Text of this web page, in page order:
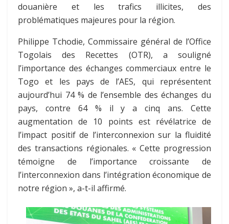
douanière et les trafics illicites, des
problématiques majeures pour la région.
Philippe Tchodie, Commissaire général de l’Office
Togolais des Recettes (OTR), a souligné
l’importance des échanges commerciaux entre le
Togo et les pays de l’AES, qui représentent
aujourd’hui 74 % de l’ensemble des échanges du
pays, contre 64 % il y a cinq ans. Cette
augmentation de 10 points est révélatrice de
l’impact positif de l’interconnexion sur la fluidité
des transactions régionales. « Cette progression
témoigne de l’importance croissante de
l’interconnexion dans l’intégration économique de
notre région », a-t-il affirmé.